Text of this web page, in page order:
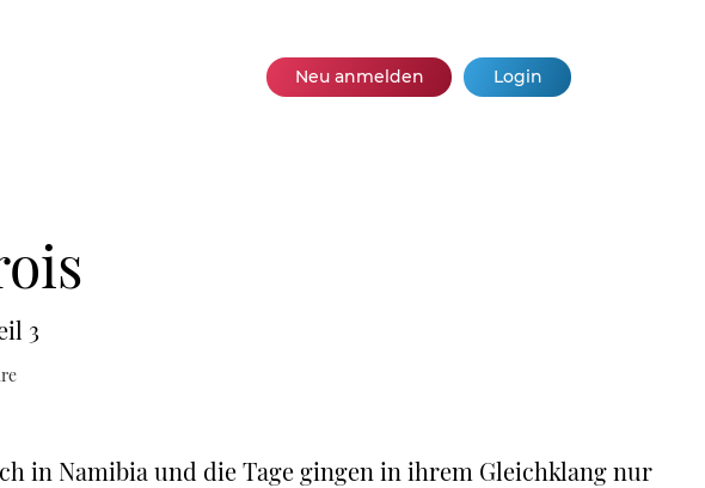
Neu anmelden Login
3
in Namibia und die Tage gingen in ihrem Gleichklang nur